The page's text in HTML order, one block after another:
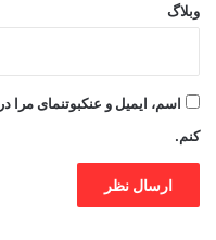
وبلاگ
اسم، ایمیل و عنکبوتنمای مرا
کنم.